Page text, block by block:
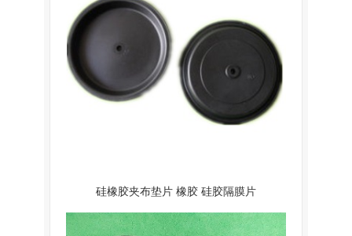
硅橡胶夹布垫片 橡胶 硅胶隔膜片